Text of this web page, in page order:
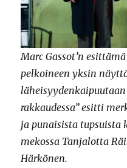
Marc Gassot’n
pelkoineen yksin
rakkaudessa” esitti
ja punaisista tupsuista
mekossa Tanjalotta
Härkönen.